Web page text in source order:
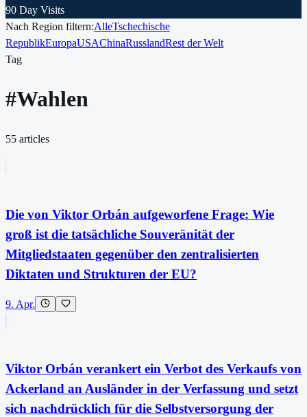
90 Day Visits
Nach Region filtern:AlleTschechische
RepublikEuropaUSAChinaRusslandRest der Welt
Tag
#Wahlen
55 articles
Die von Viktor Orbán aufgeworfene Frage: Wie
groß ist die tatsächliche Souveränität der
Mitgliedstaaten gegenüber den zentralisierten
Diktaten und Strukturen der EU?
9. Apr.
Viktor Orbán verankert ein Verbot des Verkaufs von
Ackerland an Ausländer in der Verfassung und setzt
sich nachdrücklich für die Selbstversorgung der